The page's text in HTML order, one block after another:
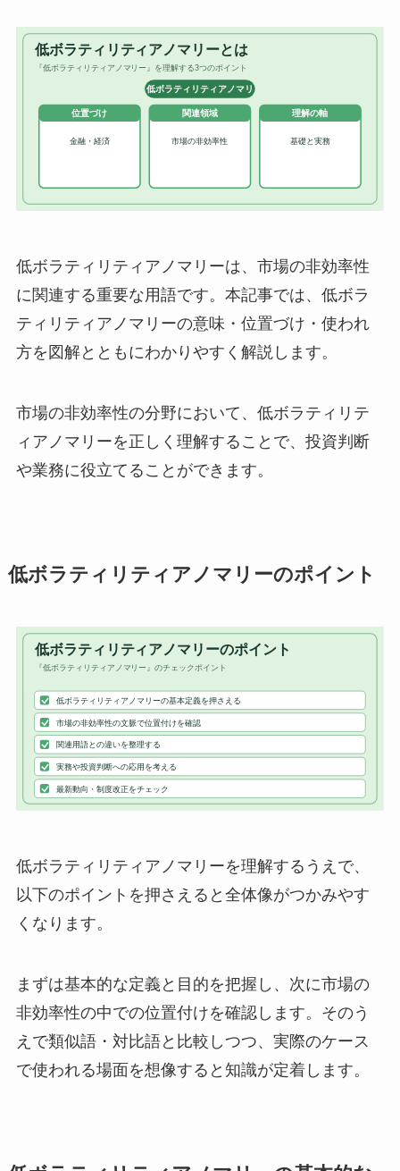
低ボラティリティアノマリーは、市場の非効率性
に関連する重要な用語です。本記事では、低ボラ
ティリティアノマリーの意味・位置づけ・使われ
方を図解とともにわかりやすく解説します。
市場の非効率性の分野において、低ボラティリテ
ィアノマリーを正しく理解することで、投資判断
や業務に役立てることができます。
低ボラティリティアノマリーのポイント
低ボラティリティアノマリーを理解するうえで、
以下のポイントを押さえると全体像がつかみやす
くなります。
まずは基本的な定義と目的を把握し、次に市場の
非効率性の中での位置付けを確認します。そのう
えで類似語・対比語と比較しつつ、実際のケース
で使われる場面を想像すると知識が定着します。